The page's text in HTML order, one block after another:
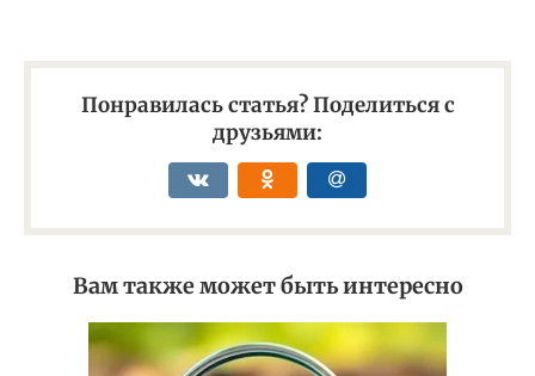
Понравилась статья? Поделиться с
друзьями:
Вам также может быть интересно